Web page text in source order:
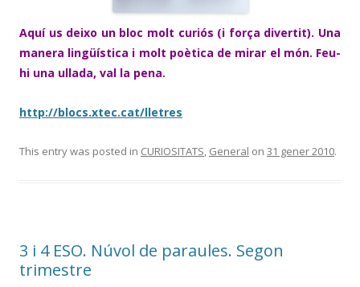
Aquí us deixo un bloc molt curiós (i força divertit). Una
manera lingüística i molt poètica de mirar el món. Feu-
hi una ullada, val la pena.
http://blocs.xtec.cat/lletres
This entry was posted in CURIOSITATS, General on 31 gener 2010.
3 i 4 ESO. Núvol de paraules. Segon
trimestre